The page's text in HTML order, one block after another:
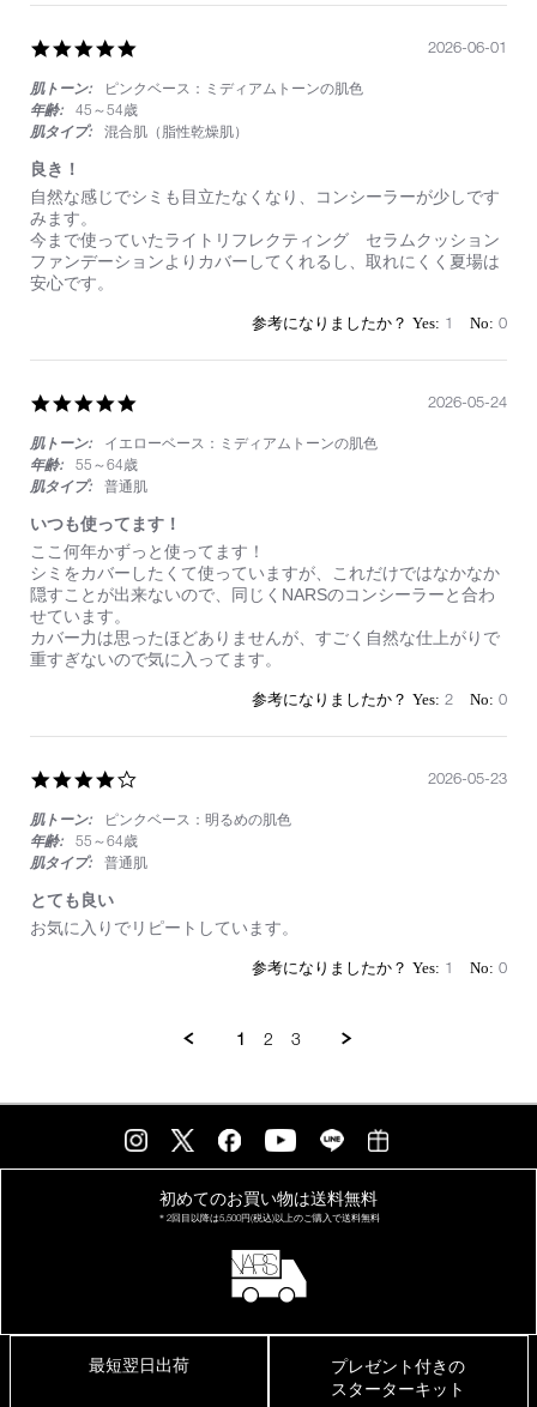
rating
肌トーン:
ピンクベース：ミディアムトーンの肌色
年齢:
45～54歳
肌タイプ:
混合肌（脂性乾燥肌）
良き！
Review
by
on
1
Jun
2026
review
stating
良
き！
自然な感じでシミも目立たなくなり、コンシーラーが少しです
みます。
今まで使っていたライトリフレクティング セラムクッション
ファンデーションよりカバーしてくれるし、取れにくく夏場は
安心です。
2026-06-01
1 0
rating
肌トーン:
イエローベース：ミディアムトーンの肌色
年齢:
55～64歳
肌タイプ:
普通肌
いつも使ってます！
Review
by
on
24
May
2026
review
stating
い
つ
も
使
っ
す！
ここ何年かずっと使ってます！
シミをカバーしたくて使っていますが、これだけではなかなか
隠すことが出来ないので、同じくNARSのコンシーラーと合わ
せています。
カバー力は思ったほどありませんが、すごく自然な仕上がりで
重すぎないので気に入ってます。
2026-05-24
2 0
rating
肌トーン:
ピンクベース：明るめの肌色
年齢:
55～64歳
肌タイプ:
普通肌
とても良い
Review
review
お気に入りでリピートしています。
2026-05-23
1 0
1 2 3
初めてのお買い物は送料無料
＊2回目以降は5,500円(税込)以上の ご購入で送料無料
最短翌日出荷
プレゼント付きの
スターターキット